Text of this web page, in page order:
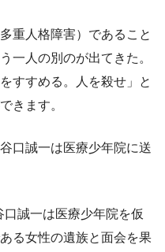
重人格障害）であること
一人の別のが出てきた。
すすめる。人を殺せ」と
きます。
口誠一は医療少年院に送
誠一は医療少年院を仮
る女性の遺族と面会を果